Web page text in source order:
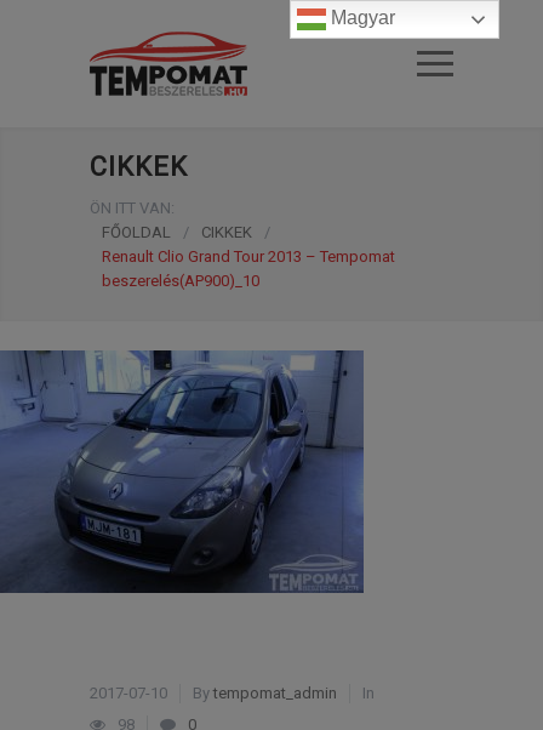
CIKKEK
ÖN ITT VAN:
FŐOLDAL
/ CIKKEK
/
Renault Clio Grand Tour 2013 – Tempomat
beszerelés(AP900)_10
2017-07-10 Bytempomat_admin
In
98
0
Magyar